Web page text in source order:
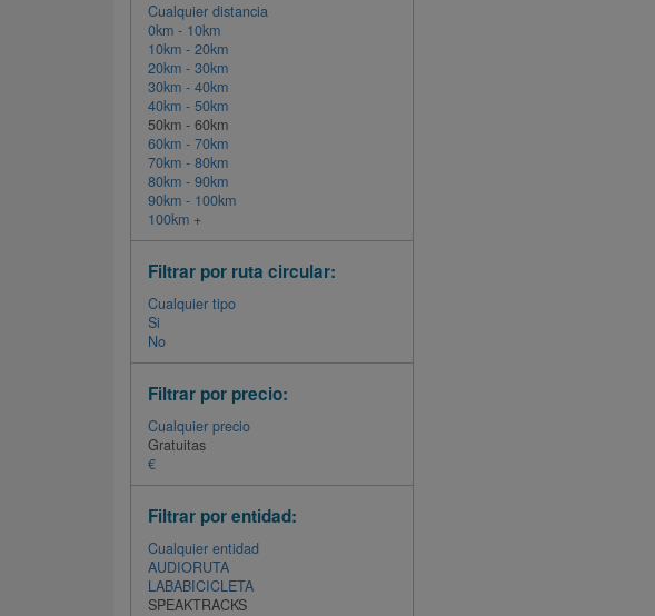
Cualquier distancia
0km - 10km
10km - 20km
20km - 30km
30km - 40km
40km - 50km
50km - 60km
60km - 70km
70km - 80km
80km - 90km
90km - 100km
100km +
Filtrar por ruta circular:
Cualquier tipo
Si
No
Filtrar por precio:
Cualquier precio
Gratuitas
€
Filtrar por entidad:
Cualquier entidad
AUDIORUTA
LABABICICLETA
SPEAKTRACKS